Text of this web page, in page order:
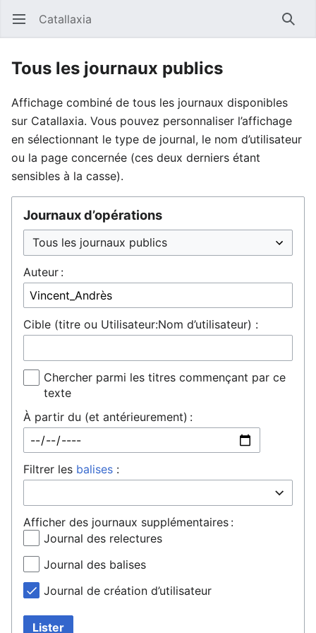
Ouvrir le menu principal Catallaxia
Tous les journaux publics
Affichage combiné de tous les journaux disponibles
sur Catallaxia. Vous pouvez personnaliser l’affichage
en sélectionnant le type de journal, le nom d’utilisateur
ou la page concernée (ces deux derniers étant
sensibles à la casse).
Journaux d’opérations
Auteur :
Cible (titre ou Utilisateur:Nom d’utilisateur) :
Chercher parmi les titres commençant par ce
texte
À partir du (et antérieurement) :
Filtrer les balises :
Afficher des journaux supplémentaires :
Journal des relectures
Journal des balises
Journal de création d’utilisateur
Lister